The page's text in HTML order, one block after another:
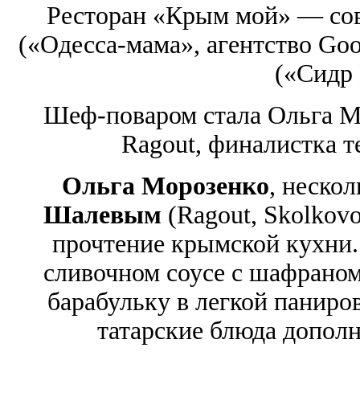
Ресторан «Крым мой» —
(«Одесса-мама», агентство
(«Сидр
Шеф-поваром стала Ольга
Ragout, финалистка
Ольга Морозенко,
Шалевым (Ragout,
прочтение крымской
сливочном соусе с
барабульку в легкой
татарские блюда